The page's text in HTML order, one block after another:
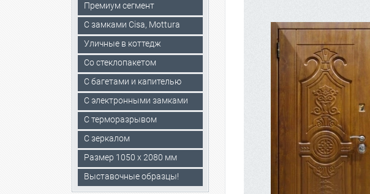
Премиум сегмент
C замками Cisa, Mottura
Уличные в коттедж
Со стеклопакетом
С багетами и капителью
C электронными замками
С терморазрывом
С зеркалом
Размер 1050 х 2080 мм
Выставочные образцы!